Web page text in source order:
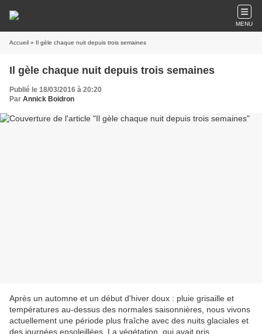
MENU
Accueil » Il gèle chaque nuit depuis trois semaines
Il gèle chaque nuit depuis trois semaines
Publié le 18/03/2016 à 20:20
Par Annick Boidron
Après un automne et un début d'hiver doux : pluie grisaille et
températures au-dessus des normales saisonnières, nous vivons
actuellement une période plus fraîche avec des nuits glaciales et
des journées ensoleillées. La végétation, qui avait pris